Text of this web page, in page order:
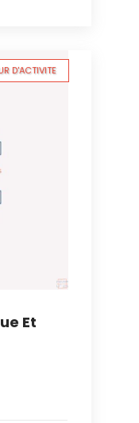
D'ACTIVITE
Et